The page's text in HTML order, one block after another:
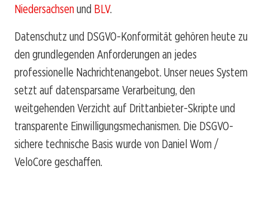
Niedersachsen und BLV.
Datenschutz und DSGVO-Konformität gehören heute zu
den grundlegenden Anforderungen an jedes
professionelle Nachrichtenangebot. Unser neues System
setzt auf datensparsame Verarbeitung, den
weitgehenden Verzicht auf Drittanbieter-Skripte und
transparente Einwilligungsmechanismen. Die DSGVO-
sichere technische Basis wurde von Daniel Wom /
VeloCore geschaffen.